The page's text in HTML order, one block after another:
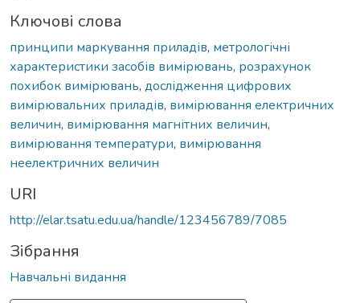
Ключові слова
принципи маркування приладів, метрологічні
характеристики засобів вимірювань, розрахунок
похибок вимірювань, дослідження цифрових
вимірювальних приладів, вимірювання електричних
величин, вимірювання магнітних величин,
вимірювання температури, вимірювання
неелектричних величин
URI
http://elar.tsatu.edu.ua/handle/123456789/7085
Зібрання
Навчальні видання